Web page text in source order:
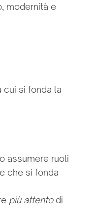
modernità e
cui si fonda la
assumere ruoli
che si fonda
più attentodi